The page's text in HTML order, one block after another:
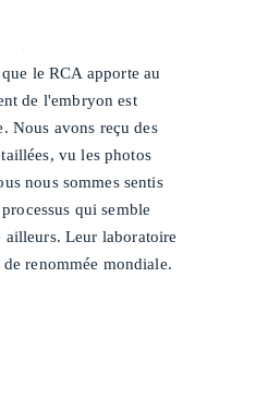
le RCA apporte au
de l'embryon est
Nous avons reçu des
vu les photos
nous sommes sentis
qui semble
Leur laboratoire
renommée mondiale.